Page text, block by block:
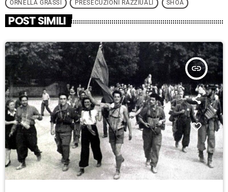
ORNELLA GRASSI PRESECUZIONI RAZZIUALI SHOA
POST SIMILI
insert_link